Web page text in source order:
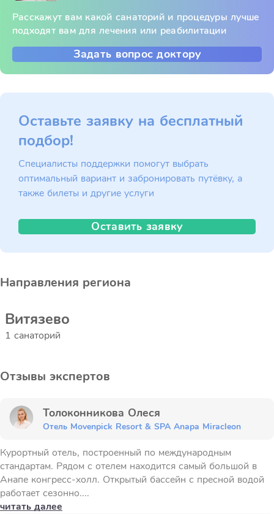
Расскажут вам какой санаторий и процедуры лучше
подходят вам для лечения или реабилитации
Задать вопрос доктору
Оставьте заявку на бесплатный
подбор!
Специалисты поддержки помогут выбрать
оптимальный вариант и забронировать путёвку, а
также билеты и другие услуги
Оставить заявку
Направления региона
Витязево
1 санаторий
Отзывы экспертов
Толоконникова Олеся
Отель Movenpick Resort & SPA Anapa Miracleon
Курортный отель, построенный по международным
стандартам. Рядом с отелем находится самый большой в
Анапе конгресс-холл. Открытый бассейн с пресной водой
работает сезонно....
читать далее